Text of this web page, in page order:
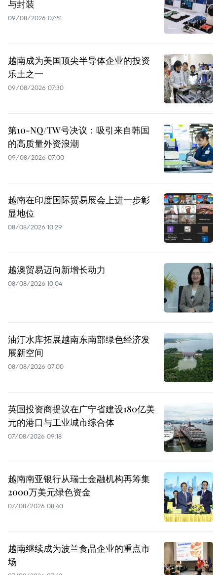
与封装
09/08/2026 07:51
越南成为美国顶尖半导体企业的投资
乐土之一
09/08/2026 07:30
第10-NQ/TW号决议：吸引来自韩国
的高质量外资浪潮
09/08/2026 07:00
越南在印度国际贸易展会上进一步彰
显地位
08/08/2026 10:29
越澳贸易迈向新增长动力
08/08/2026 10:04
油汀水库拓展越南东南部绿色经济发
展新空间
08/08/2026 07:00
英国投资商提议在广宁省建设180亿美
元的港口与工业城市综合体
07/08/2026 09:18
越南南亚银行从瑞士金融机构再筹集
2000万美元绿色资金
07/08/2026 08:40
越南继续成为波兰食品企业的重点市
场